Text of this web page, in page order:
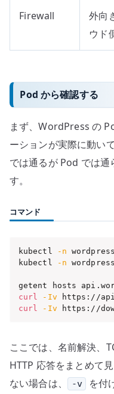
Firewall
外向
ウド
Pod から確認する
まず、WordPress の
ーションが実際に動い
では通るが Pod では通
す。
コマンド
kubectl -n
kubectl
-n
curl
-Iv
curl
-Iv https://
ここでは、名前解決、
HTTP 応答をまとめて見
ない場合は、
-v
を付